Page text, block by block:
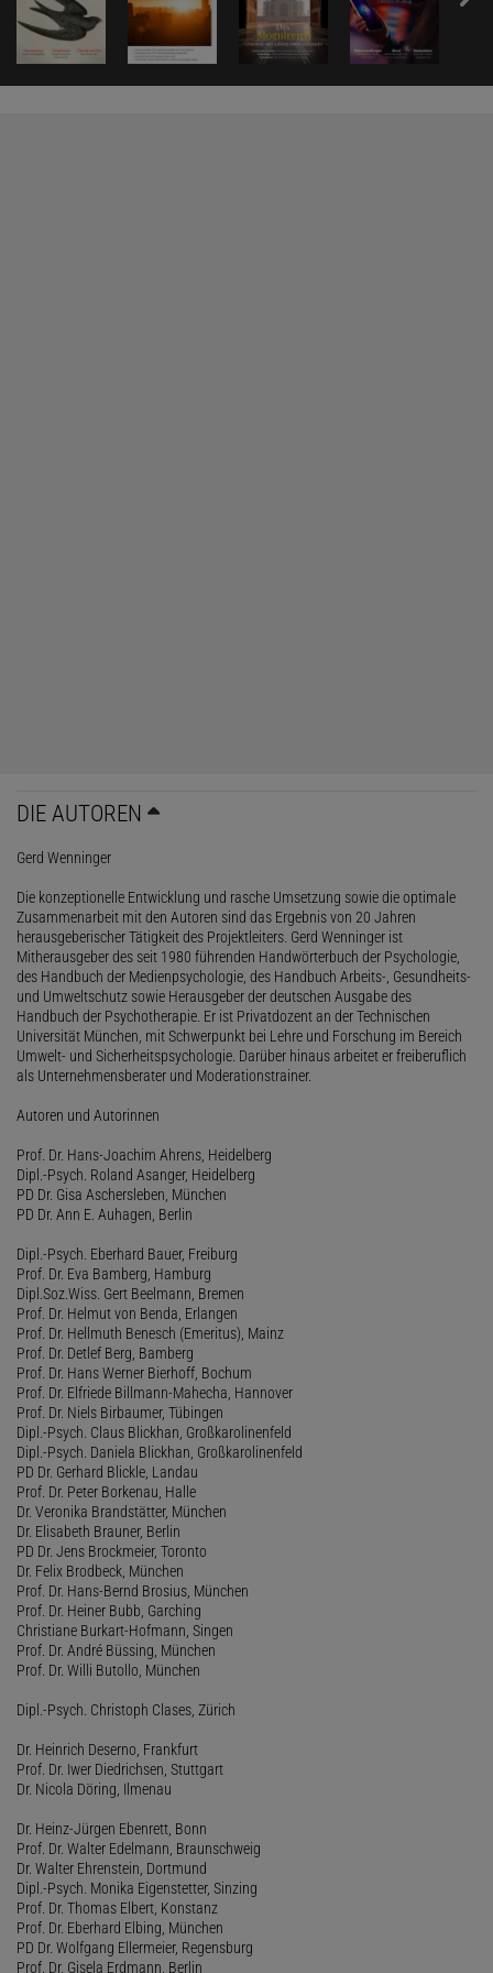
DIE AUTOREN
Gerd Wenninger
Die konzeptionelle Entwicklung und rasche Umsetzung sowie die optimale
Zusammenarbeit mit den Autoren sind das Ergebnis von 20 Jahren
herausgeberischer Tätigkeit des Projektleiters. Gerd Wenninger ist
Mitherausgeber des seit 1980 führenden Handwörterbuch der Psychologie,
des Handbuch der Medienpsychologie, des Handbuch Arbeits-, Gesundheits-
und Umweltschutz sowie Herausgeber der deutschen Ausgabe des
Handbuch der Psychotherapie. Er ist Privatdozent an der Technischen
Universität München, mit Schwerpunkt bei Lehre und Forschung im Bereich
Umwelt- und Sicherheitspsychologie. Darüber hinaus arbeitet er freiberuflich
als Unternehmensberater und Moderationstrainer.
Autoren und Autorinnen
Prof. Dr. Hans-Joachim Ahrens, Heidelberg
Dipl.-Psych. Roland Asanger, Heidelberg
PD Dr. Gisa Aschersleben, München
PD Dr. Ann E. Auhagen, Berlin
Dipl.-Psych. Eberhard Bauer, Freiburg
Prof. Dr. Eva Bamberg, Hamburg
Dipl.Soz.Wiss. Gert Beelmann, Bremen
Prof. Dr. Helmut von Benda, Erlangen
Prof. Dr. Hellmuth Benesch (Emeritus), Mainz
Prof. Dr. Detlef Berg, Bamberg
Prof. Dr. Hans Werner Bierhoff, Bochum
Prof. Dr. Elfriede Billmann-Mahecha, Hannover
Prof. Dr. Niels Birbaumer, Tübingen
Dipl.-Psych. Claus Blickhan, Großkarolinenfeld
Dipl.-Psych. Daniela Blickhan, Großkarolinenfeld
PD Dr. Gerhard Blickle, Landau
Prof. Dr. Peter Borkenau, Halle
Dr. Veronika Brandstätter, München
Dr. Elisabeth Brauner, Berlin
PD Dr. Jens Brockmeier, Toronto
Dr. Felix Brodbeck, München
Prof. Dr. Hans-Bernd Brosius, München
Prof. Dr. Heiner Bubb, Garching
Christiane Burkart-Hofmann, Singen
Prof. Dr. André Büssing, München
Prof. Dr. Willi Butollo, München
Dipl.-Psych. Christoph Clases, Zürich
Dr. Heinrich Deserno, Frankfurt
Prof. Dr. Iwer Diedrichsen, Stuttgart
Dr. Nicola Döring, Ilmenau
Dr. Heinz-Jürgen Ebenrett, Bonn
Prof. Dr. Walter Edelmann, Braunschweig
Dr. Walter Ehrenstein, Dortmund
Dipl.-Psych. Monika Eigenstetter, Sinzing
Prof. Dr. Thomas Elbert, Konstanz
Prof. Dr. Eberhard Elbing, München
PD Dr. Wolfgang Ellermeier, Regensburg
Prof. Dr. Gisela Erdmann, Berlin